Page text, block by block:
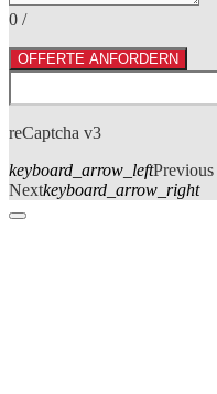
0 /
OFFERTE ANFORDERN
reCaptcha v3
keyboard_arrow_leftPrevious
Nextkeyboard_arrow_right